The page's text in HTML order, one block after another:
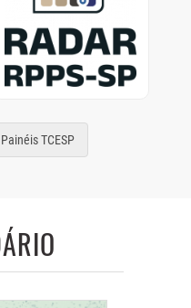
Painel de investimentos
dos Regimes Próprios de
Previdência Social
paulistas
TCESP